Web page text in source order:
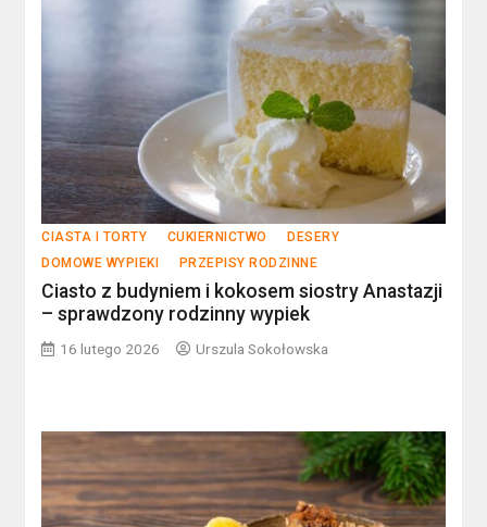
CIASTA I TORTY CUKIERNICTWO
DESERY
DOMOWE WYPIEKI
PRZEPISY RODZINNE
Ciasto z budyniem i kokosem siostry Anastazji
– sprawdzony rodzinny wypiek
16 lutego 2026 Urszula Sokołowska